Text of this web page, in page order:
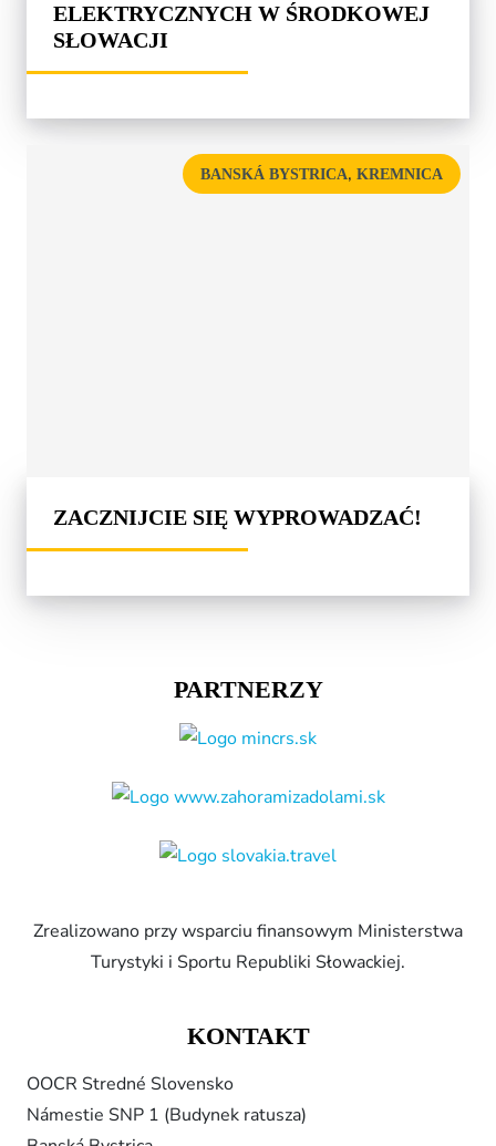
ELEKTRYCZNYCH W ŚRODKOWEJ
SŁOWACJI
BANSKÁ BYSTRICA, KREMNICA
ZACZNIJCIE SIĘ WYPROWADZAĆ!
PARTNERZY
Zrealizowano przy wsparciu finansowym Ministerstwa
Turystyki i Sportu Republiki Słowackiej.
KONTAKT
OOCR Stredné Slovensko
Námestie SNP 1 (Budynek ratusza)